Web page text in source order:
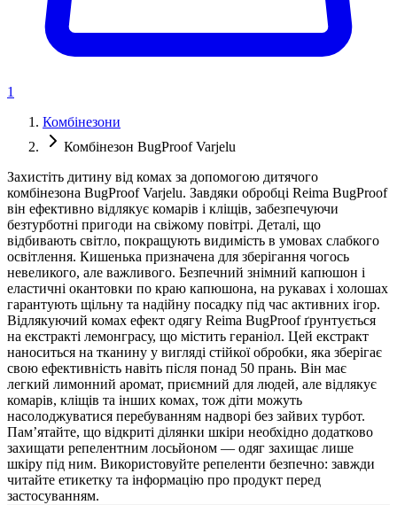
1
Комбінезони
Комбінезон BugProof Varjelu
Захистіть дитину від комах за допомогою дитячого
комбінезона BugProof Varjelu. Завдяки обробці Reima BugProof
він ефективно відлякує комарів і кліщів, забезпечуючи
безтурботні пригоди на свіжому повітрі. Деталі, що
відбивають світло, покращують видимість в умовах слабкого
освітлення. Кишенька призначена для зберігання чогось
невеликого, але важливого. Безпечний знімний капюшон і
еластичні окантовки по краю капюшона, на рукавах і холошах
гарантують щільну та надійну посадку під час активних ігор.
Відлякуючий комах ефект одягу Reima BugProof ґрунтується
на екстракті лемонграсу, що містить гераніол. Цей екстракт
наноситься на тканину у вигляді стійкої обробки, яка зберігає
свою ефективність навіть після понад 50 прань. Він має
легкий лимонний аромат, приємний для людей, але відлякує
комарів, кліщів та інших комах, тож діти можуть
насолоджуватися перебуванням надворі без зайвих турбот.
Пам’ятайте, що відкриті ділянки шкіри необхідно додатково
захищати репелентним лосьйоном — одяг захищає лише
шкіру під ним. Використовуйте репеленти безпечно: завжди
читайте етикетку та інформацію про продукт перед
застосуванням.